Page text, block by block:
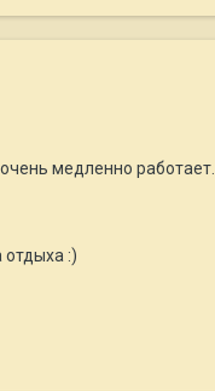
медленно
отдыха :)